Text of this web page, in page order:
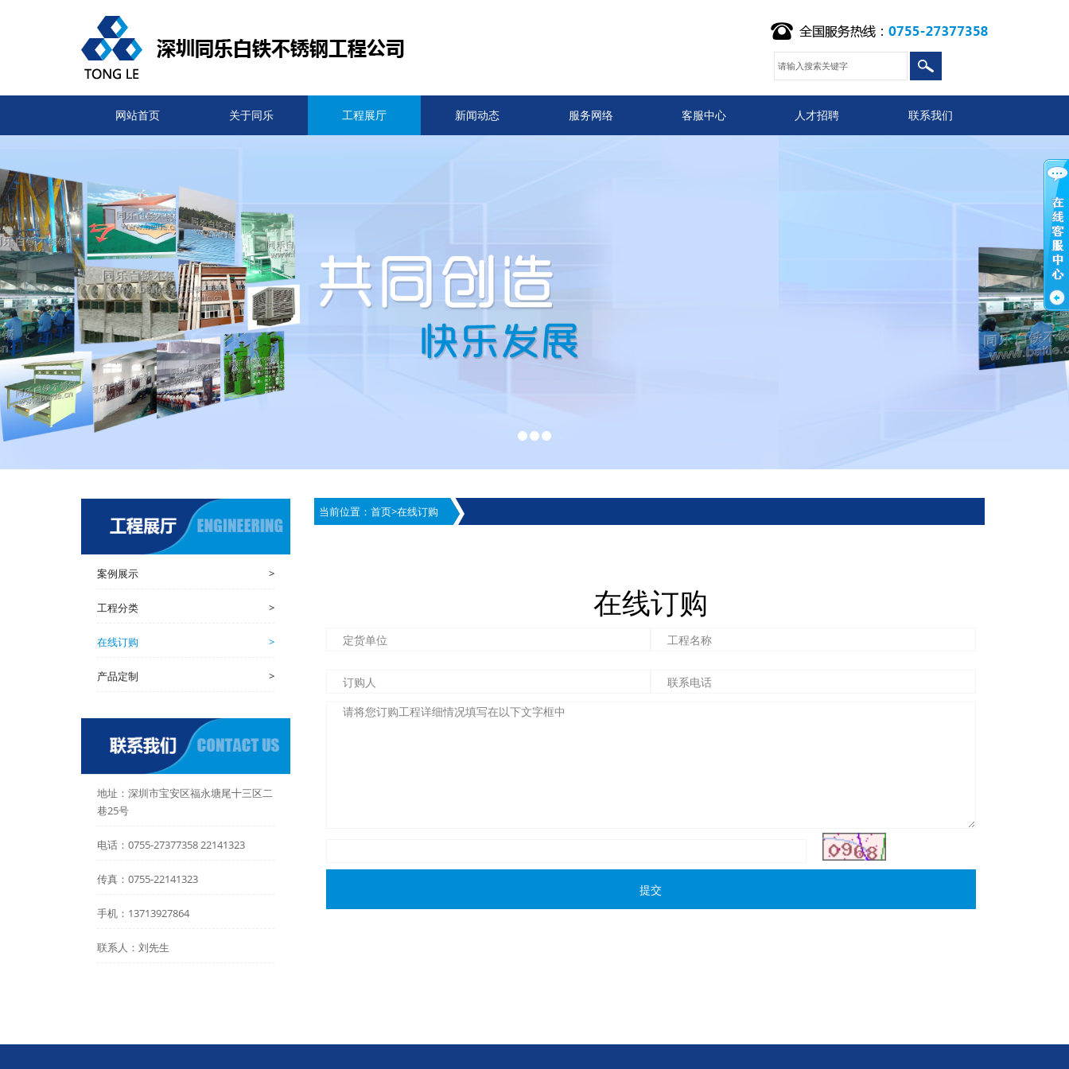
网站首页 关于同乐 工程展厅 新闻动态 服务网络 客服中心 人才招聘 联系我们
案例展示 >
工程分类 >
在线订购 >
产品定制 >
地址：深圳市宝安区福永塘尾十三区二
巷25号
电话：0755-27377358 22141323
传真：0755-22141323
手机：13713927864
联系人：刘先生
当前位置： 首页>在线订购
在线订购